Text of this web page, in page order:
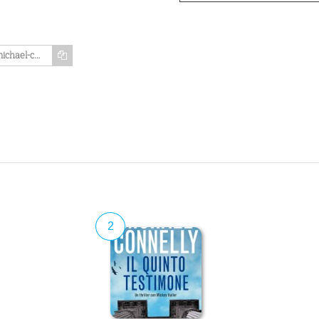
https://www.memozing.com/en/courses/michael-connelly-romanzi-con-mickey-haller-c5af8b2c6bfacd7b8e56cc84
2